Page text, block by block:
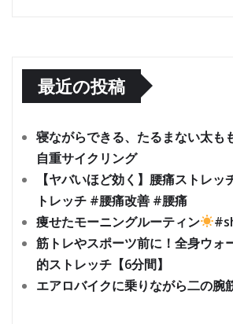
最近の投稿
寝ながらできる、たるまない太も
自重サイクリング
【ヤバいほど効く】腰痛ストレッ
トレッチ #腰痛改善 #腰痛
痩せたモーニングルーティン
筋トレやスポーツ前に！全身ウォ
的ストレッチ【6分間】
エアロバイクに乗りながら二の腕